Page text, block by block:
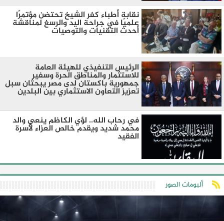
نقابة أطباء كفر الشيخ تحتضن مؤتمرًا
علميًا في جراحة اليد والرسغ لمناقشة
أحدث التقنيات والتوصيات
الرئيس التنفيذي للهيئة العامة
للاستثمار والمناطق الحرة وسفير
جمهورية باكستان لدى مصر يبحثان سبل
تعزيز التعاون الاستثماري بين البلدين
في رحاب الله.. لؤي الكاظم ينعي والد
محمد شديد ويقدم خالص العزاء لأسرة
الفقيد
ألبومات الصور